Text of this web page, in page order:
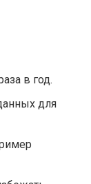
в год.
для